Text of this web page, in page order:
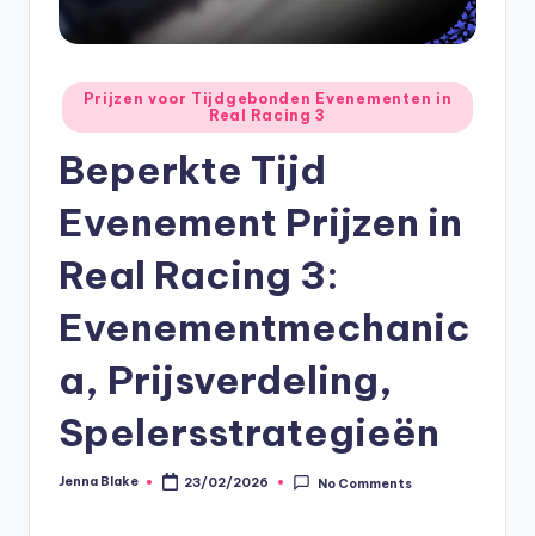
Posted
in
Prijzen voor Tijdgebonden Evenementen in
Real Racing 3
Beperkte Tijd
Evenement Prijzen in
Real Racing 3:
Evenementmechanic
a, Prijsverdeling,
Spelersstrategieën
Posted
Jenna Blake 23/02/2026 No Comments